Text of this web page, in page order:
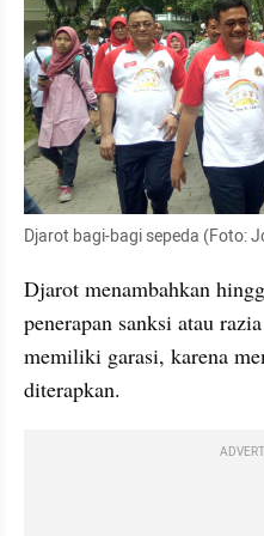
Djarot bagi-bagi sepeda (Foto:
Djarot menambahkan
penerapan sanksi atau
memiliki garasi, karena
diterapkan.